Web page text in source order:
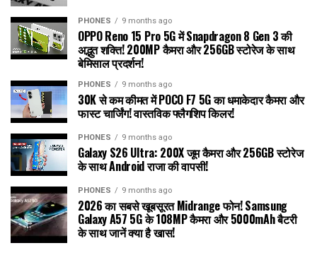
PHONES 9 months ago
OPPO Reno 15 Pro 5G में Snapdragon 8 Gen 3 की
अद्भुत शक्ति! 200MP कैमरा और 256GB स्टोरेज के साथ
बेमिसाल प्रदर्शन!
PHONES 9 months ago
30K से कम कीमत में POCO F7 5G का धमाकेदार कैमरा और
फास्ट चार्जिंग! वास्तविक फ्लैगशिप किलर!
PHONES 9 months ago
Galaxy S26 Ultra: 200X जूम कैमरा और 256GB स्टोरेज
के साथ Android राजा की वापसी!
PHONES 9 months ago
2026 का सबसे खूबसूरत Midrange फोन! Samsung
Galaxy A57 5G के 108MP कैमरा और 5000mAh बैटरी
के साथ जानें क्या है खास!